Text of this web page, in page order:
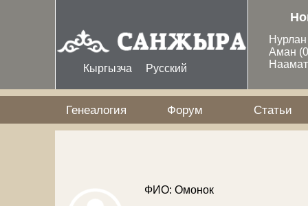
Кыргызча Русский
Аман
Генеалогия Форум Статьи
ФИО: Омонок